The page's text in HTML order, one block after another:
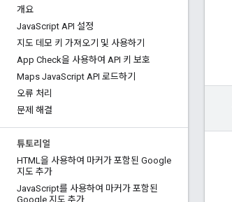
개요
JavaScript API 설정
지도 데모 키 가져오기 및 사용하기
App Check을 사용하여 API 키 보호
Maps JavaScript API 로드하기
오류 처리
문제 해결
튜토리얼
HTML을 사용하여 마커가 포함된 Google
지도 추가
JavaScript를 사용하여 마커가 포함된
Google 지도 추가